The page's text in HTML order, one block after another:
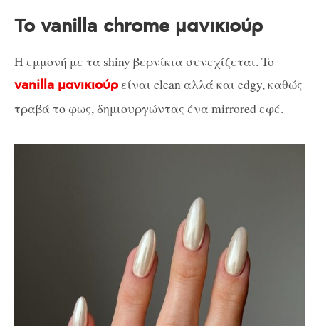
Το vanilla chrome μανικιούρ
Η εμμονή με τα shiny βερνίκια συνεχίζεται. To
vanilla μανικιούρείναι clean αλλά και edgy, καθώς
τραβά το φως, δημιουργώντας ένα mirrored εφέ.